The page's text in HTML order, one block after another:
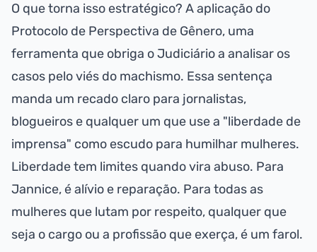
O que torna isso estratégico? A aplicação do
Protocolo de Perspectiva de Gênero, uma
ferramenta que obriga o Judiciário a analisar os
casos pelo viés do machismo. Essa sentença
manda um recado claro para jornalistas,
blogueiros e qualquer um que use a "liberdade de
imprensa" como escudo para humilhar mulheres.
Liberdade tem limites quando vira abuso. Para
Jannice, é alívio e reparação. Para todas as
mulheres que lutam por respeito, qualquer que
seja o cargo ou a profissão que exerça, é um farol.